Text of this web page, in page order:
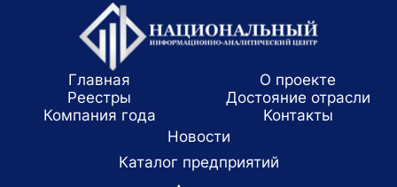
Главная
О проекте
Реестры
Достояние отрасли
Компания года
Koнтaкты
Новости
Каталог предприятий